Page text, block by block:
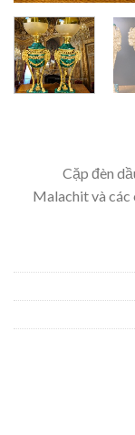
Cặp đèn
Malachit và các